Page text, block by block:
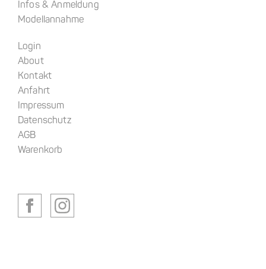
Infos & Anmeldung
Modellannahme
Login
About
Kontakt
Anfahrt
Impressum
Datenschutz
AGB
Warenkorb